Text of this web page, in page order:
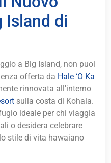
Island di
a Big Island, non puoi
offerta da Hale ‘O Ka
rinnovata all'interno
sulla costa di Kohala.
ideale per chi viaggia
o desidera celebrare
stile di vita hawaiano